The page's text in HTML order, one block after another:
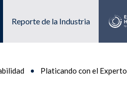
Reporte de la Industria
Platicando con el Experto